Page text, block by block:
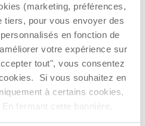
(marketing, préférences,
pour vous envoyer des
en fonction de
votre expérience sur
tout", vous consentez
Si vous souhaitez en
à certains cookies,
fermant cette bannière,
des seuls cookies
pour les